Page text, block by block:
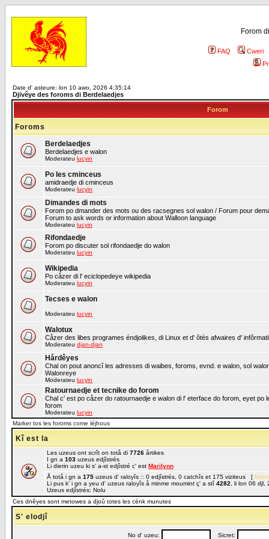
Forom
FAQ
Cweri
Date d' asteure: lon 10 awo, 2026 4:35:14
Djivêye des foroms di Berdelaedjes
Forom
Foroms
Berdelaedjes
Berdelaedjes e walon
Moderateu lucyin
Po les cminceus
amidraedje di cminceus
Moderateu lucyin
Dimandes di mots
Forom po dmander des mots ou des racsegnes sol walon / Forum pour
Forum to ask words or information about Walloon language
Moderateu lucyin
Rifondaedje
Forom po discuter sol rifondaedje do walon
Moderateu lucyin
Wikipedia
Po cåzer di l' eciclopedeye wikipedia
Moderateu lucyin
Tecses e walon
Moderateu lucyin
Walotux
Cåzer des libes programes éndjolikes, di Linux et d' ôtès afwaires d'
Moderateu djan-djan
Hårdêyes
Chal on pout anoncî les adresses di waibes, foroms, evnd. e walon, sol
Walonreye
Moderateu lucyin
Ratournaedje et tecnike do forom
Chal c' est po cåzer do ratournaedje e walon di l' eterface do forom, eyet
forom
Moderateu lucyin
Marker tos les foroms come léjhous
Kî est la
Les uzeus ont scrît on totå di 7726 årtikes
I gn a 103 uzeus edjîstrés
Li dierin uzeu ki s' a-st edjîstré c' est Marilynn
Å totå i gn a 175 uzeus d' raloyîs :: 0 edjîstrés, 0 catchîs et 175 viziteus [
Li pus k' i gn a yeu d' uzeus raloyîs å minme moumint ç' a stî 4282 , li lon 06
Uzeus edjîstrés: Nolu
Ces dnêyes sont metowes a djoû totes les cénk munutes
S' elodjî
No d' uzeu: Sicret: